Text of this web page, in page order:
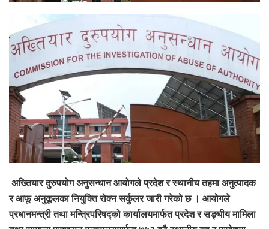
अख्तियार दुरुपयोग अनुसन्धान आयोगले प्रदेश र स्थानीय तहमा अनुत्पादक
र आफू अनुकूलका नियुक्ति रोक्न सर्कुलर जारी गरेको छ । आयोगले
प्रधानमन्त्री तथा मन्त्रिपरिषद्को कार्यालयमार्फत प्रदेश र सङ्घीय मामिला